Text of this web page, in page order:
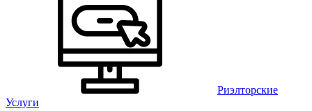
Риэлторские
Услуги